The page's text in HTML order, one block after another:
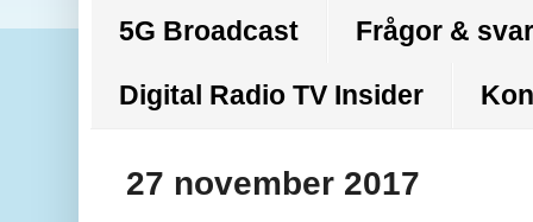
5G Broadcast Frågor &
Digital Radio TV Insider
27 november 2017